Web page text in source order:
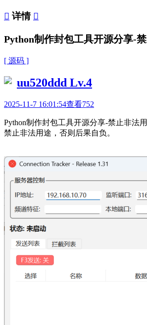
 详情 
Python制作封包工具开源分享-
[ 源码 ]
uu520ddd Lv.4
2025-11-7 16:01:54查看752
Python制作封包工具开源分享-禁止非法
禁止非法用途，否则后果自负。